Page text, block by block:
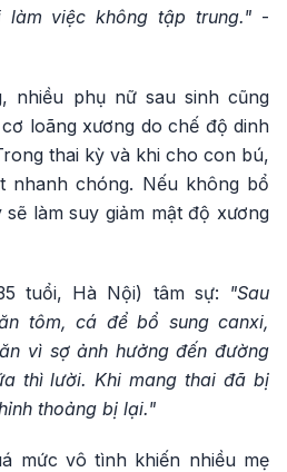
làm việc không tập trung." -
nhiều phụ nữ sau sinh cũng
loãng xương do chế độ dinh
thai kỳ và khi cho con bú,
nhanh chóng. Nếu không bổ
làm suy giảm mật độ xương
tuổi, Hà Nội) tâm sự: "Sau
tôm, cá để bổ sung canxi,
vì sợ ảnh hưởng đến đường
thì lười. Khi mang thai đã bị
thoảng bị lại."
mức vô tình khiến nhiều mẹ